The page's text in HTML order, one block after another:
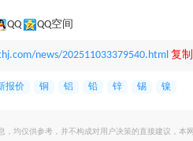
QQ QQ空间
news/202511033379540.html 复
报价 铜 铝 铅 锌 锡 镍
，均仅供参考，并不构成对用户决策的直接建议，